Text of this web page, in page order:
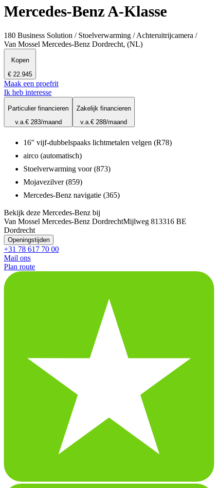
Mercedes-Benz A-Klasse
180 Business Solution / Stoelverwarming / Achteruitrijcamera /
Van Mossel Mercedes-Benz Dordrecht, (NL)
Kopen
€ 22.945
Maak een proefrit
Ik heb interesse
Particulier financieren
v.a.€ 283/maand
Zakelijk financieren
v.a.€ 288/maand
16" vijf-dubbelspaaks lichtmetalen velgen (R78)
airco (automatisch)
Stoelverwarming voor (873)
Mojavezilver (859)
Mercedes-Benz navigatie (365)
Bekijk deze Mercedes-Benz bij
Van Mossel Mercedes-Benz DordrechtMijlweg 813316 BE
Dordrecht
Openingstijden
+31 78 617 70 00
Mail ons
Plan route